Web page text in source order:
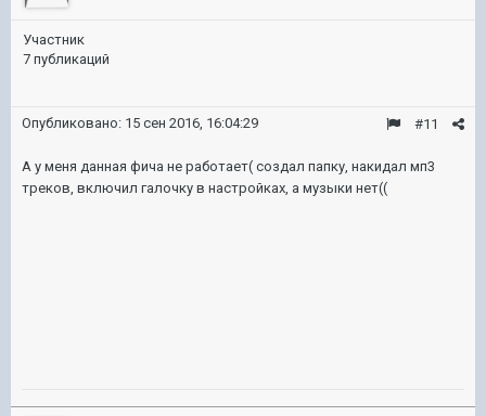
Участник
7 публикаций
#11
Опубликовано: 15 сен 2016, 16:04:29
А у меня данная фича не работает( создал папку, накидал мп3
треков, включил галочку в настройках, а музыки нет((